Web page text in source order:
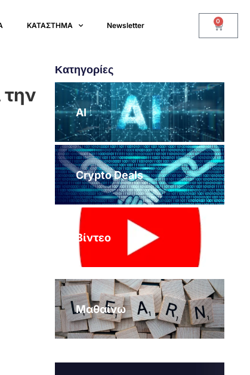
ΚΑΤΑΣΤΗΜΑ Newsletter 0
την
Κατηγορίες
AI
Crypto Deals
Βίντεο
Μαθαίνω